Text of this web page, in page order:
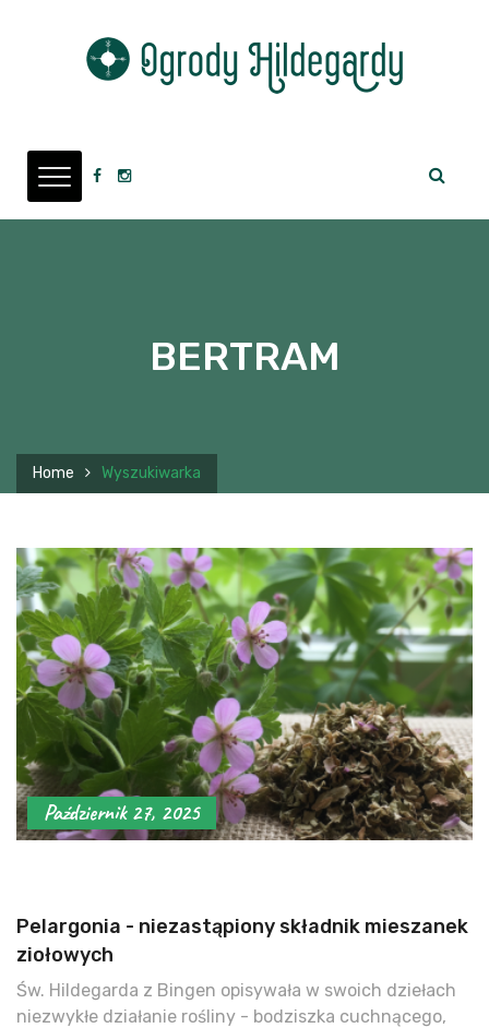
BERTRAM
Home Wyszukiwarka
Październik 27, 2025
Pelargonia - niezastąpiony składnik mieszanek
ziołowych
Św. Hildegarda z Bingen opisywała w swoich dziełach
niezwykłe działanie rośliny - bodziszka cuchnącego,